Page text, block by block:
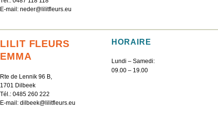
E-mail: neder@lilitfleurs.eu
LILIT FLEURS
EMMA
Rte de Lennik 96 B,
1701 Dilbeek
Tél.: 0485 260 222
E-mail: dilbeek@lilitfleurs.eu
HORAIRE
Lundi – Samedi:
09.00 – 19.00